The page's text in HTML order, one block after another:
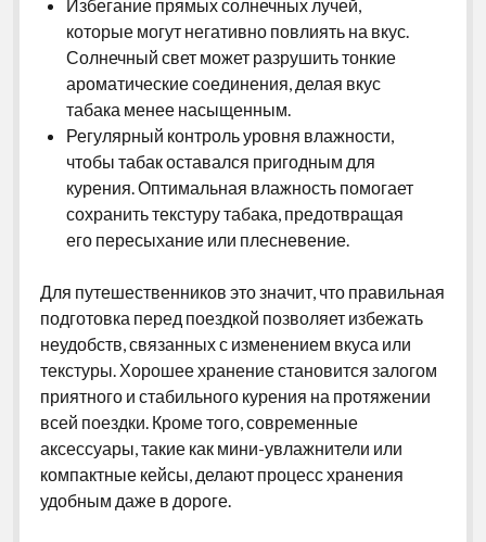
Избегание прямых солнечных лучей,
которые могут негативно повлиять на вкус.
Солнечный свет может разрушить тонкие
ароматические соединения, делая вкус
табака менее насыщенным.
Регулярный контроль уровня влажности,
чтобы табак оставался пригодным для
курения. Оптимальная влажность помогает
сохранить текстуру табака, предотвращая
его пересыхание или плесневение.
Для путешественников это значит, что правильная
подготовка перед поездкой позволяет избежать
неудобств, связанных с изменением вкуса или
текстуры. Хорошее хранение становится залогом
приятного и стабильного курения на протяжении
всей поездки. Кроме того, современные
аксессуары, такие как мини-увлажнители или
компактные кейсы, делают процесс хранения
удобным даже в дороге.